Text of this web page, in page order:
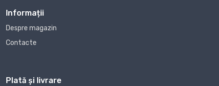
Informații
Despre magazin
Contacte
Plată și livrare